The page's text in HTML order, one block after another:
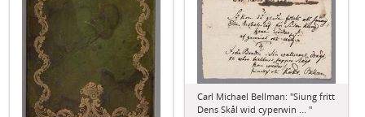
Carl Michael Bellman: "Siung fritt
Dens Skål wid cyperwin ... "